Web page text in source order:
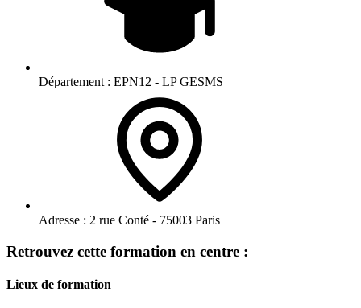
Département : EPN12 - LP GESMS
Adresse : 2 rue Conté - 75003 Paris
Retrouvez cette formation en centre :
Lieux de formation